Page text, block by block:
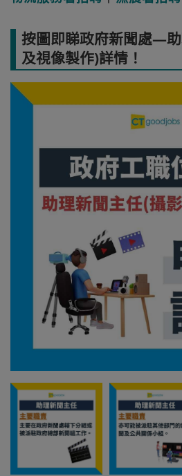
按圖即睇政府新聞處—
及視像製作)詳情！